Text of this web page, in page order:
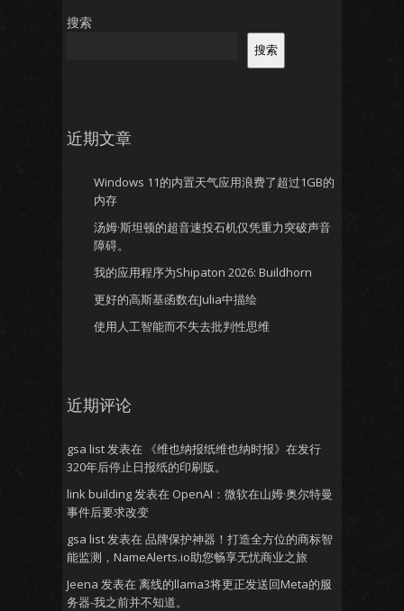
搜索
搜索
近期文章
Windows 11的内置天气应用浪费了超过1GB的
内存
汤姆·斯坦顿的超音速投石机仅凭重力突破声音
障碍。
我的应用程序为Shipaton 2026: Buildhorn
更好的高斯基函数在Julia中描绘
使用人工智能而不失去批判性思维
近期评论
gsa list发表在
《维也纳报纸维也纳时报》在发行
320年后停止日报纸的印刷版。
link building发表在 OpenAI：微软在山姆·奥尔特曼
事件后要求改变
gsa list发表在 品牌保护神器！打造全方位的商标智
能监测，NameAlerts.io助您畅享无忧商业之旅
Jeena 发表在 离线的llama3将更正发送回Meta的服
务器-我之前并不知道。